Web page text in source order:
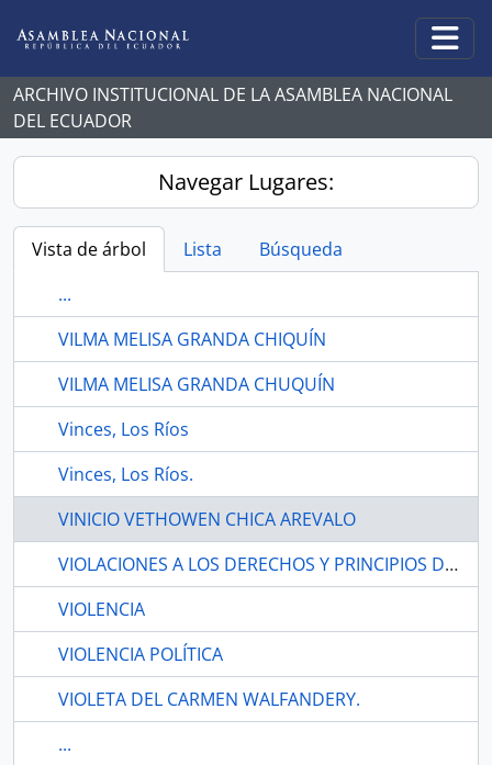
ARCHIVO INSTITUCIONAL DE LA ASAMBLEA NACIONAL
DEL ECUADOR
Navegar Lugares:
Vista de árbol Lista
Búsqueda
...
VILMA MELISA GRANDA CHIQUÍN
VILMA MELISA GRANDA CHUQUÍN
Vinces, Los Ríos
Vinces, Los Ríos.
VINICIO VETHOWEN CHICA AREVALO
VIOLACIONES A LOS DERECHOS Y PRINCIPIOS DETERMINADOS EN LA CONSTITUCIÓN
VIOLENCIA
VIOLENCIA POLÍTICA
VIOLETA DEL CARMEN WALFANDERY.
...